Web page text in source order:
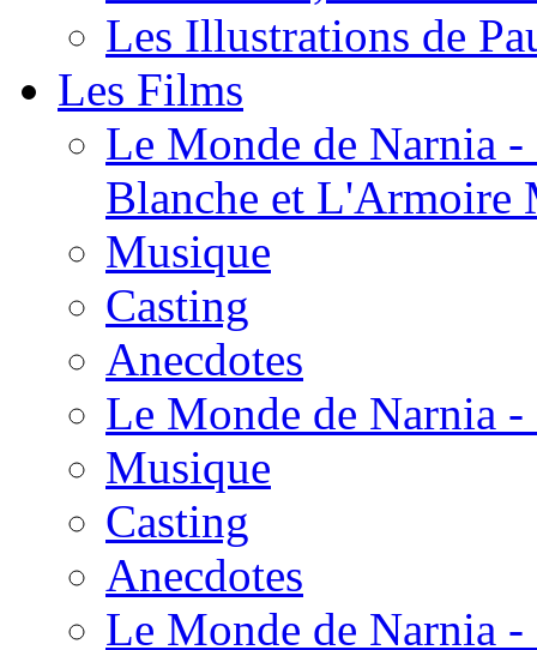
Les Illustrations de
Les Films
Le Monde de Narnia
Blanche et L'Armoire
Musique
Casting
Anecdotes
Le Monde de Narnia
Musique
Casting
Anecdotes
Le Monde de Narnia